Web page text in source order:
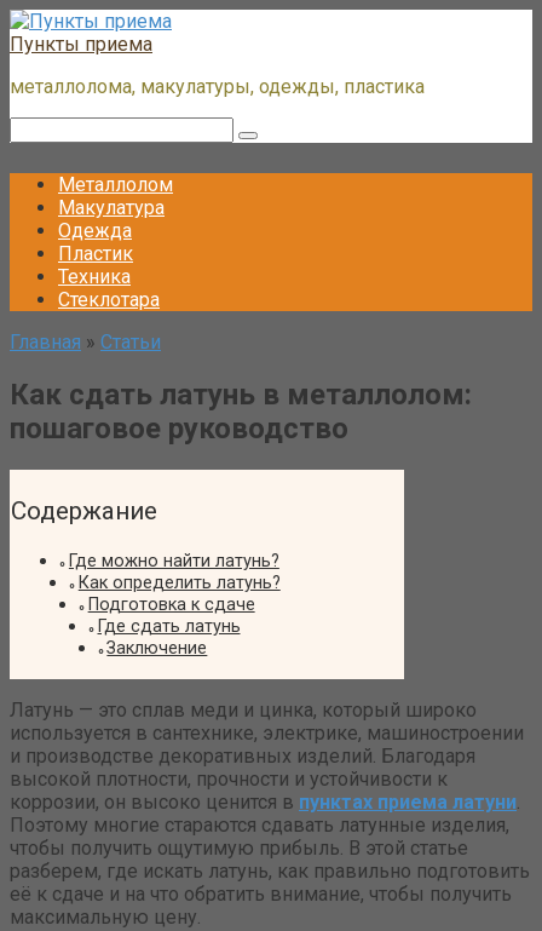
Перейти
к
Пункты приема
металлолома, макулатуры, одежды, пластика
Металлолом
Макулатура
Одежда
Пластик
Техника
Стеклотара
Главная » Статьи
Как сдать латунь в металлолом:
пошаговое руководство
Содержание
Где можно найти латунь?
Как определить латунь?
Подготовка к сдаче
Где сдать латунь
Заключение
Латунь — это сплав меди и цинка, который широко
используется в сантехнике, электрике, машиностроении
и производстве декоративных изделий. Благодаря
высокой плотности, прочности и устойчивости к
коррозии, он высоко ценится в пунктах приема латуни.
Поэтому многие стараются сдавать латунные изделия,
чтобы получить ощутимую прибыль. В этой статье
разберем, где искать латунь, как правильно подготовить
её к сдаче и на что обратить внимание, чтобы получить
максимальную цену.